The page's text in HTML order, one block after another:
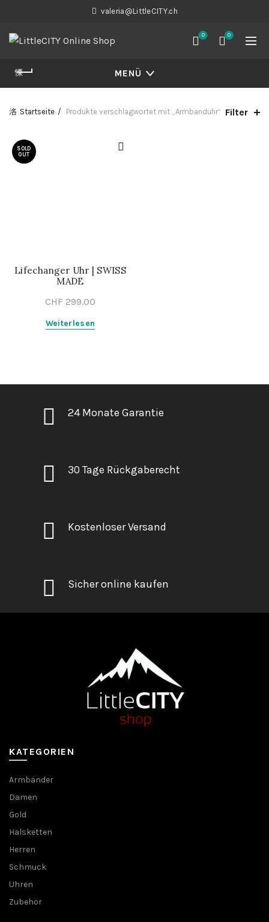
valeria@LittleCITY.ch
0 0
MENÜ
Startseite Produkte verschlagwortet mit „Armbanduhr“ Filter
SOLD
OUT
Lifechanger Uhr | SWISS
MADE
CHF 299.00
Weiterlesen
24 Monate Garantie
30 Tage Rückgaberecht
Kostenloser Versand
Sicher online kaufen
KATEGORIEN
Armbänder
Damen
Gold
Halsketten
Herren
Schmuck
Uhren
Zubehör